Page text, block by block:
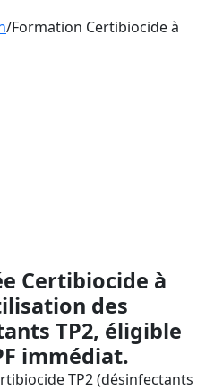
/Formation Certibiocide à
Certibiocide à
des
TP2, éligible
immédiat.
TP2 (désinfectants